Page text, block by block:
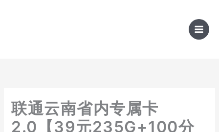
联通云南省内专属卡
2.0【39元235G+100分